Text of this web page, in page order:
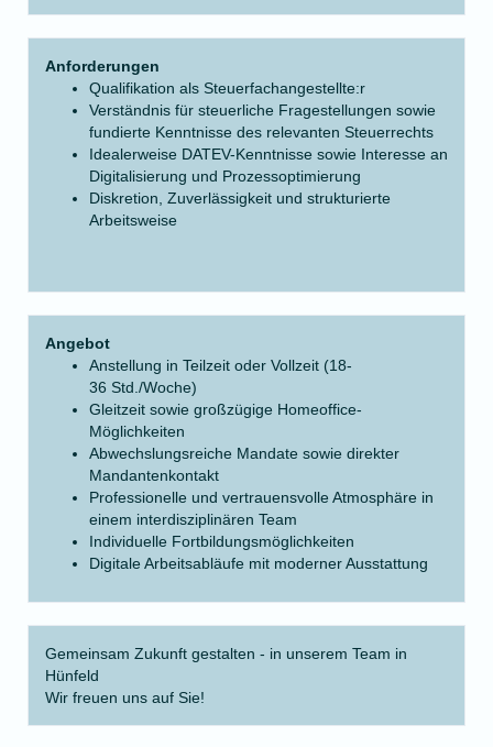
Anforderungen
Qualifikation als Steuerfachangestellte:r
Verständnis für steuerliche Fragestellungen sowie
fundierte Kenntnisse des relevanten Steuerrechts
Idealerweise DATEV-Kenntnisse sowie Interesse an
Digitalisierung und Prozessoptimierung
Diskretion, Zuverlässigkeit und strukturierte
Arbeitsweise
Angebot
Anstellung in Teilzeit oder Vollzeit (18-
36 Std./Woche)
Gleitzeit sowie großzügige Homeoffice-
Möglichkeiten
Abwechslungsreiche Mandate sowie direkter
Mandantenkontakt
Professionelle und vertrauensvolle Atmosphäre in
einem interdisziplinären Team
Individuelle Fortbildungsmöglichkeiten
Digitale Arbeitsabläufe mit moderner Ausstattung
Gemeinsam Zukunft gestalten - in unserem Team in
Hünfeld
Wir freuen uns auf Sie!